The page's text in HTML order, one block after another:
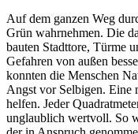
Auf dem ganzen Weg
Grün wahrnehmen. Die
bauten Stadttore, Türme
Gefahren von außen
konnten die Menschen
Angst vor Selbigen. Eine
helfen. Jeder
unglaublich wertvoll. So